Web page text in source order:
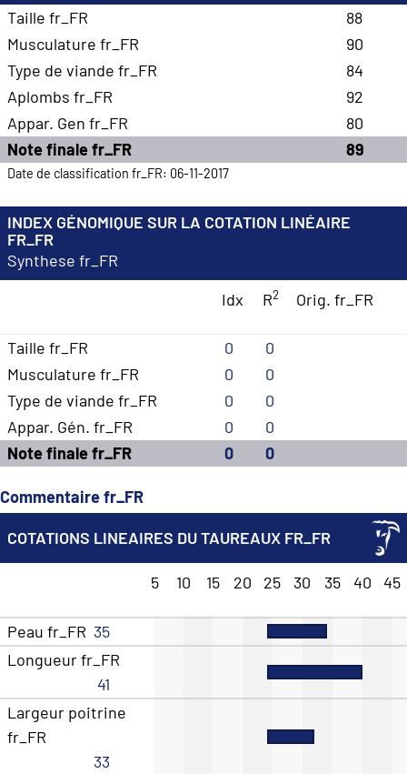
Taille fr_FR
88
Musculature fr_FR
90
Type de viande fr_FR
84
Aplombs fr_FR
92
Appar. Gen fr_FR
80
Note finale fr_FR
89
Date de classification fr_FR: 06-11-2017
INDEX GÉNOMIQUE SUR LA COTATION LINÉAIRE
FR_FR
Synthese fr_FR
Idx
R2 Orig. fr_FR
Taille fr_FR 0
0
Musculature fr_FR
0
0
Type de viande fr_FR
0
0
Appar. Gén. fr_FR
0
0
Note finale fr_FR
0 0
Commentaire fr_FR
COTATIONS LINEAIRES DU TAUREAUX FR_FR
5 10 15 20 25 30 35 40 45
Peau fr_FR 35
Longueur fr_FR
41
Largeur poitrine
fr_FR
33